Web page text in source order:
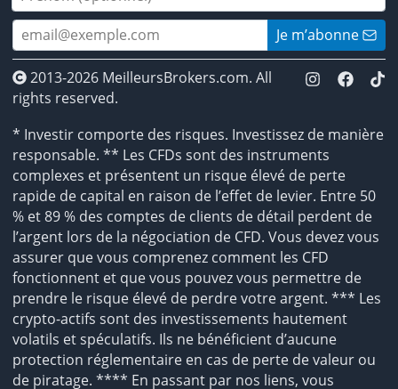
Je m’abonne
2013-2026 MeilleursBrokers.com. All
rights reserved.
* Investir comporte des risques. Investissez de manière
responsable. ** Les CFDs sont des instruments
complexes et présentent un risque élevé de perte
rapide de capital en raison de l’effet de levier. Entre 50
% et 89 % des comptes de clients de détail perdent de
l’argent lors de la négociation de CFD. Vous devez vous
assurer que vous comprenez comment les CFD
fonctionnent et que vous pouvez vous permettre de
prendre le risque élevé de perdre votre argent. *** Les
crypto-actifs sont des investissements hautement
volatils et spéculatifs. Ils ne bénéficient d’aucune
protection réglementaire en cas de perte de valeur ou
de piratage. **** En passant par nos liens, vous